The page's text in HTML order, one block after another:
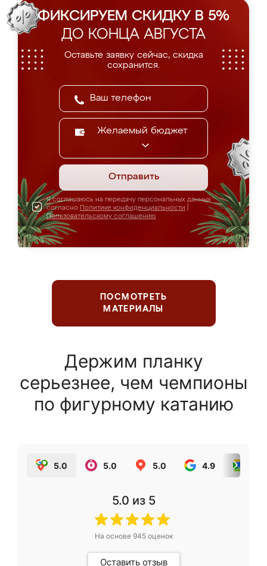
ФИКСИРУЕМ СКИДКУ В 5%
ДО КОНЦА АВГУСТА
Оставьте заявку сейчас, скидка
сохранится.
Желаемый бюджет
Отправить
Я соглашаюсь на передачу персональных данных
согласно Политике конфиденциальности
Пользовательскому соглашению
ПОСМОТРЕТЬ
МАТЕРИАЛЫ
Держим планку
серьезнее, чем чемпионы
по фигурному катанию
5.0 5.0 5.0 4.9
5.0 из 5
На основе 945оценок
Оставить отзыв